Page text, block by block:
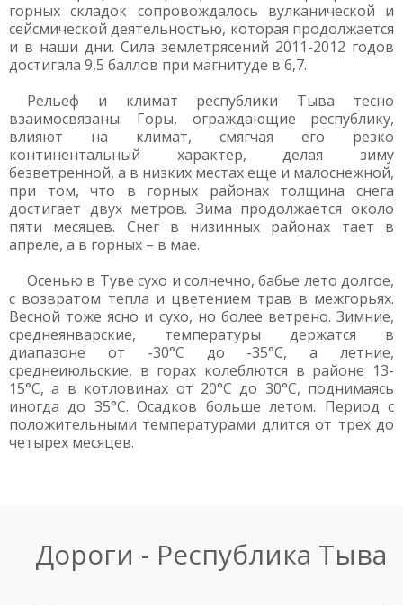
горных складок сопровождалось вулканической и
сейсмической деятельностью, которая продолжается
и в наши дни. Сила землетрясений 2011-2012 годов
достигала 9,5 баллов при магнитуде в 6,7.
Рельеф и климат республики Тыва тесно
взаимосвязаны. Горы, ограждающие республику,
влияют на климат, смягчая его резко
континентальный характер, делая зиму
безветренной, а в низких местах еще и малоснежной,
при том, что в горных районах толщина снега
достигает двух метров. Зима продолжается около
пяти месяцев. Снег в низинных районах тает в
апреле, а в горных – в мае.
Осенью в Туве сухо и солнечно, бабье лето долгое,
с возвратом тепла и цветением трав в межгорьях.
Весной тоже ясно и сухо, но более ветрено. Зимние,
среднеянварские, температуры держатся в
диапазоне от -30°C до -35°C, а летние,
среднеиюльские, в горах колеблются в районе 13-
15°C, а в котловинах от 20°C до 30°C, поднимаясь
иногда до 35°C. Осадков больше летом. Период с
положительными температурами длится от трех до
четырех месяцев.
Дороги - Республика Тыва